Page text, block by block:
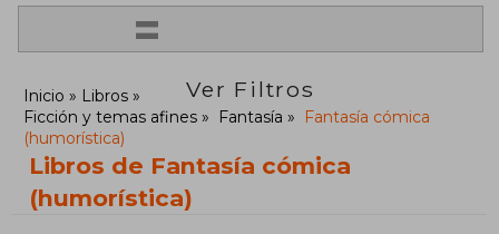
=
Ver Filtros
Inicio
Libros
Ficción y temas afines
Fantasía
Fantasía cómica
(humorística)
Libros de Fantasía cómica
(humorística)